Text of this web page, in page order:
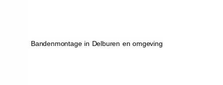
Bandenmontage in Delburen en omgeving